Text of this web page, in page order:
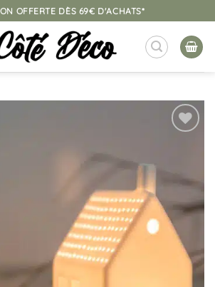
OFFERTE DÈS 69€ D'ACHATS*
d’envies